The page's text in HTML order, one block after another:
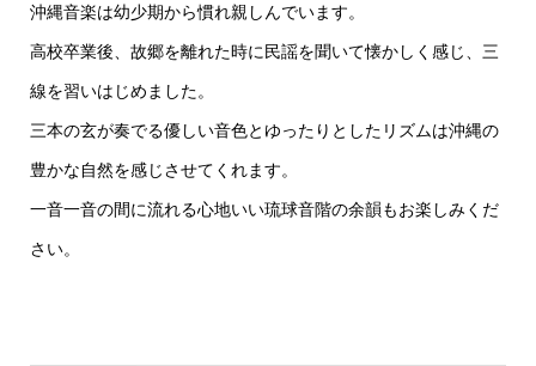
沖縄音楽は幼少期から慣れ親しんでいます。
高校卒業後、故郷を離れた時に民謡を聞いて懐かしく感じ、三
線を習いはじめました。
三本の玄が奏でる優しい音色とゆったりとしたリズムは沖縄の
豊かな自然を感じさせてくれます。
一音一音の間に流れる心地いい琉球音階の余韻もお楽しみくだ
さい。